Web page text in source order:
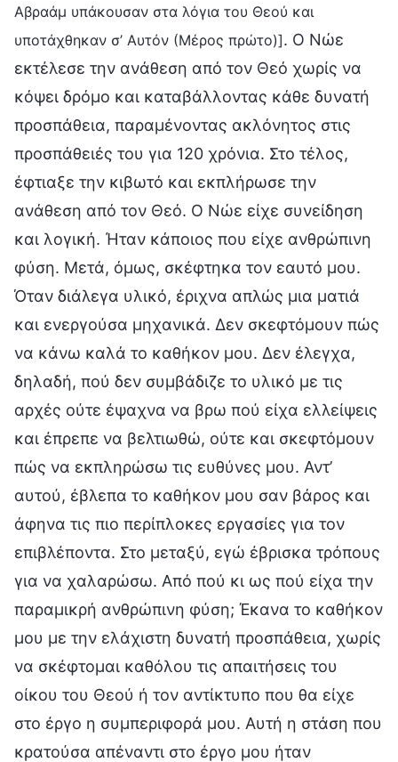
Αβραάμ υπάκουσαν στα λόγια του Θεού και
υποτάχθηκαν σ’ Αυτόν (Μέρος πρώτο)]. Ο Νώε
εκτέλεσε την ανάθεση από τον Θεό χωρίς να
κόψει δρόμο και καταβάλλοντας κάθε δυνατή
προσπάθεια, παραμένοντας ακλόνητος στις
προσπάθειές του για 120 χρόνια. Στο τέλος,
έφτιαξε την κιβωτό και εκπλήρωσε την
ανάθεση από τον Θεό. Ο Νώε είχε συνείδηση
και λογική. Ήταν κάποιος που είχε ανθρώπινη
φύση. Μετά, όμως, σκέφτηκα τον εαυτό μου.
Όταν διάλεγα υλικό, έριχνα απλώς μια ματιά
και ενεργούσα μηχανικά. Δεν σκεφτόμουν πώς
να κάνω καλά το καθήκον μου. Δεν έλεγχα,
δηλαδή, πού δεν συμβάδιζε το υλικό με τις
αρχές ούτε έψαχνα να βρω πού είχα ελλείψεις
και έπρεπε να βελτιωθώ, ούτε και σκεφτόμουν
πώς να εκπληρώσω τις ευθύνες μου. Αντ’
αυτού, έβλεπα το καθήκον μου σαν βάρος και
άφηνα τις πιο περίπλοκες εργασίες για τον
επιβλέποντα. Στο μεταξύ, εγώ έβρισκα τρόπους
για να χαλαρώσω. Από πού κι ως πού είχα την
παραμικρή ανθρώπινη φύση; Έκανα το καθήκον
μου με την ελάχιστη δυνατή προσπάθεια, χωρίς
να σκέφτομαι καθόλου τις απαιτήσεις του
οίκου του Θεού ή τον αντίκτυπο που θα είχε
στο έργο η συμπεριφορά μου. Αυτή η στάση που
κρατούσα απέναντι στο έργο μου ήταν